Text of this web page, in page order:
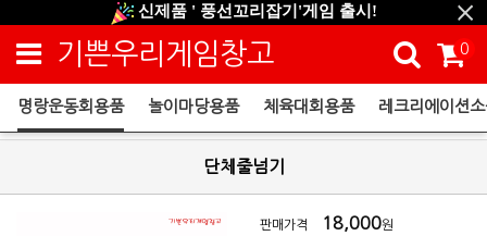
신제품 ' 풍선꼬리잡기'게임 출시!
신규회원 HAPPY EVENT 적립금 5,000원 증정
❤ 신제품 ' 컬링&볼링 ' 출시! ❤
기쁜우리게임창고 0
명랑운동회용품 놀이마당용품 체육대회용품 레크리에이션
단체줄넘기
판매가격 18,000원